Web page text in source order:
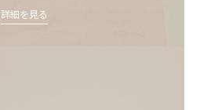
詳細を見る